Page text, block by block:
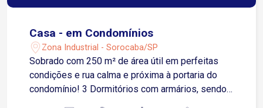
Casa - em Condomínios
Zona Industrial - Sorocaba/SP
Sobrado com 250 m² de área útil em perfeitas
condições e rua calma e próxima à portaria do
condomínio! 3 Dormitórios com armários, sendo